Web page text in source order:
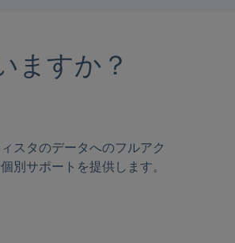
ますか？
スタのデータへのフルアク
別サポートを提供します。